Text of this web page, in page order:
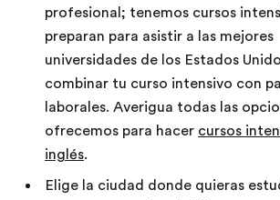
profesional; tenemos cursos
preparan para asistir a las mejores
universidades de los Estados
combinar tu curso intensivo con
laborales. Averigua todas las
ofrecemos para hacer cursos
inglés.
Elige la ciudad donde quieras